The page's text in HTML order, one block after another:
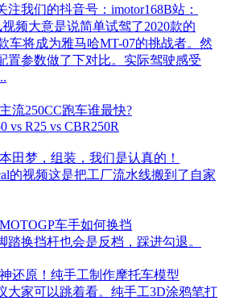
注我们的抖音号：imotor168B站：
频大意是说简单试驾了2020款的
车将成为雅马哈MT-07的挑战者。然
置参数做了下对比。实际驾驶感受
主流250CC跑车谁最快?
vs R25 vs CBR250R
本田梦，组装，我们是认真的！
的视频这是把工厂流水线搬到了自家
MOTOGP车手如何换挡
踏换挡杆也会是反档，踩进勾退。
神还原！纯手工制作摩托车模型
大家可以跳着看。纯手工3D涂鸦笔打